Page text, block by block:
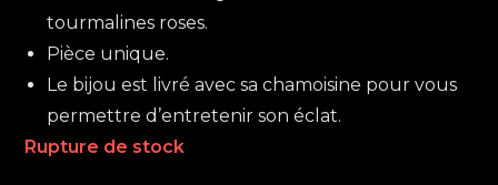
tourmalines roses.
Pièce unique.
Le bijou est livré avec sa chamoisine pour vous
permettre d’entretenir son éclat.
Rupture de stock